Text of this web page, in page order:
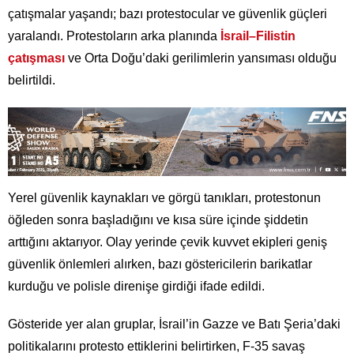
çatışmalar yaşandı; bazı protestocular ve güvenlik güçleri
yaralandı. Protestoların arka planında İsrail–Filistin
çatışması ve Orta Doğu’daki gerilimlerin yansıması olduğu
belirtildi.
Yerel güvenlik kaynakları ve görgü tanıkları, protestonun
öğleden sonra başladığını ve kısa süre içinde şiddetin
arttığını aktarıyor. Olay yerinde çevik kuvvet ekipleri geniş
güvenlik önlemleri alırken, bazı göstericilerin barikatlar
kurduğu ve polisle direnişe girdiği ifade edildi.
Gösteride yer alan gruplar, İsrail’in Gazze ve Batı Şeria’daki
politikalarını protesto ettiklerini belirtirken, F-35 savaş